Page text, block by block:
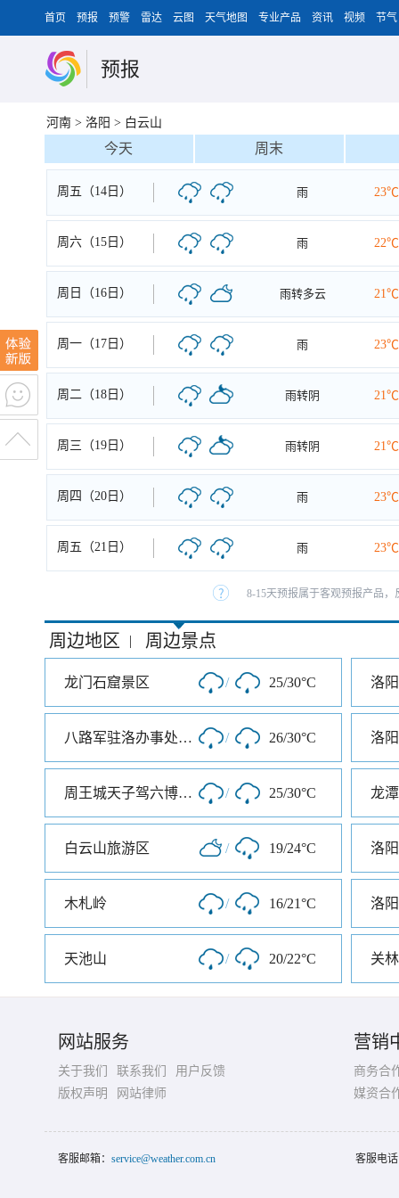
首页 预报 预警 雷达 云图 天气地图 专业产品 资讯 视频 节气
预报
河南 > 洛阳 > 白云山
今天 周末
周五（14日） 雨 23℃
周六（15日） 雨 22℃
周日（16日） 雨转多云 21℃
周一（17日） 雨 23℃
周二（18日） 雨转阴 21℃
周三（19日） 雨转阴 21℃
周四（20日） 雨 23℃
周五（21日） 雨 23℃
8-15天预报属于客观预报产品
周边地区 | 周边景点
龙门石窟景区 / 25/30°C 洛
八路军驻洛办事处纪念馆 / 26/30°C 洛
周王城天子驾六博物馆 / 25/30°C 龙
白云山旅游区 / 19/24°C 洛
木札岭 / 16/21°C 洛
天池山 / 20/22°C 关
网站服务
关于我们 联系我们
用户反馈
版权声明
网站律师
营销
商务合
媒资合
客服邮箱： service@weather.com.cn 客服电